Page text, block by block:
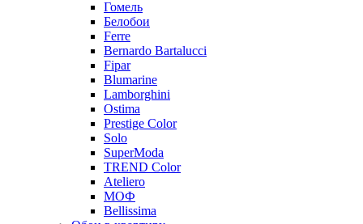
Гомель
Белобои
Ferre
Bernardo Bartalucci
Fipar
Blumarine
Lamborghini
Ostima
Prestige Color
Solo
SuperModa
TREND Color
Ateliero
МОФ
Bellissima